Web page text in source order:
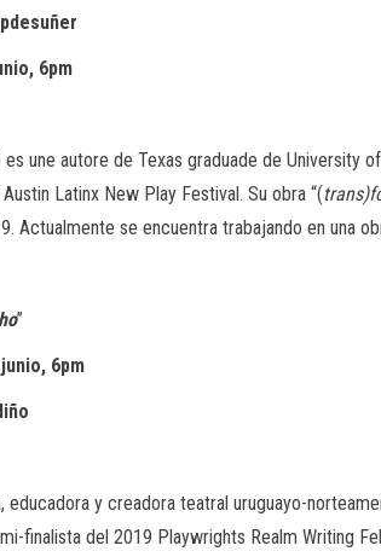
6pm
une autore de Texas graduade de University
Latinx New Play Festival. Su obra “(
Actualmente se encuentra trabajando en una
”
6pm
educadora y creadora teatral uruguayo-
finalista del 2019 Playwrights Realm Writing